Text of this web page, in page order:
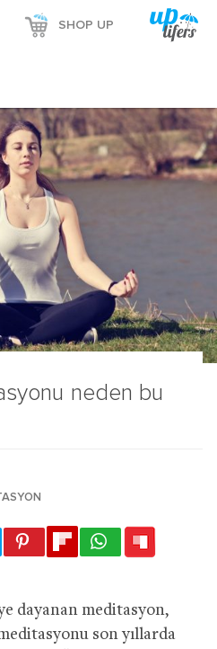
SHOP UP
neden bu
dayanan meditasyon,
son yıllarda